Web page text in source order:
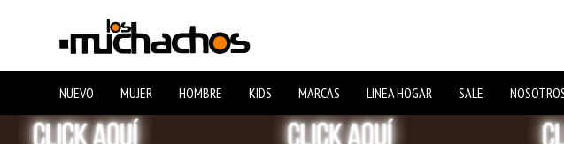
NUEVO MUJER HOMBRE KIDS MARCAS LINEA HOGAR SALE